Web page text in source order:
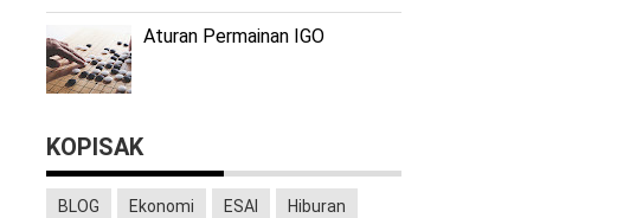
Aturan Permainan IGO
KOPISAK
BLOG Ekonomi ESAI Hiburan